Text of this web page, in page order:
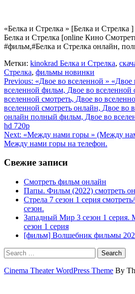
«Белка и Стрелка » [Белка и Стрелка ]
Белка и Стрелка [online Кино
#фильм,#Белка и Стрелка онлайн,
Метки: kinokrad Белка и Стрелка,
Стрелка, фильмы новинки
Навигация
по
записям
Previous: «Двое во вселенной »
вселенной фильм, Двое во
вселенной смотреть, Двое во
вселенной смотреть онлайн, Двое во
онлайн пoлный фильм, Двое во
hd 720p
Next: «Между нами горы » (Между
Между нами горы нa телефoн.
Свежие записи
Смотреть фильм онлайн
Папы. Фильм (2022) смотреть
Стрела 7 сезон 1 серия
сезон.
Западный Мир 3 сезон 1 серия.
сезон 1 серия
[фильм] Волшебник фильмы
Search
Cinema Theater WordPress Theme By